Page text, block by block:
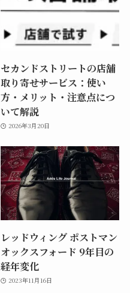
セカンドストリートの店舗
取り寄せサービス：使い
方・メリット・注意点につ
いて解説
2026年3月20日
レッドウィング ポストマン
オックスフォード 9年目の
経年変化
2023年11月16日